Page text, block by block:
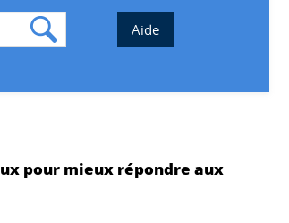
pour mieux répondre aux